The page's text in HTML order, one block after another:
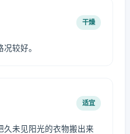
干燥
较好。
适宜
久未见阳光的衣物搬出来